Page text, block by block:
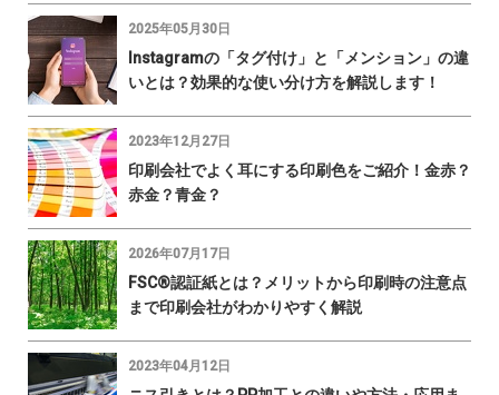
2025年05月30日
Instagramの「タグ付け」と「メンション」の違
いとは？効果的な使い分け方を解説します！
2023年12月27日
印刷会社でよく耳にする印刷色をご紹介！金赤？
赤金？青金？
2026年07月17日
FSC®認証紙とは？メリットから印刷時の注意点
まで印刷会社がわかりやすく解説
2023年04月12日